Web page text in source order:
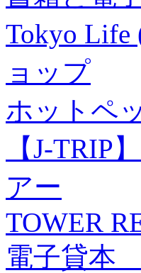
Tokyo
ョップ
ホットペ
【J-TRIP
アー
TOWER
電子貸本